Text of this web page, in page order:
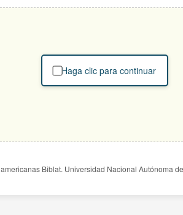
Haga clic para continuar
Biblat. Universidad Nacional Autónoma